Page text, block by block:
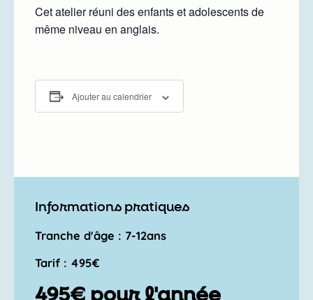
Cet atelier réuni des enfants et adolescents de
même niveau en anglais.
Ajouter au calendrier
Informations pratiques
Tranche d'âge : 7-12ans
Tarif : 495€
495€ pour l'année